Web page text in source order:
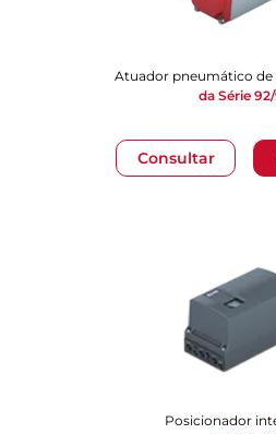
Consultar
da Série
Posicionador